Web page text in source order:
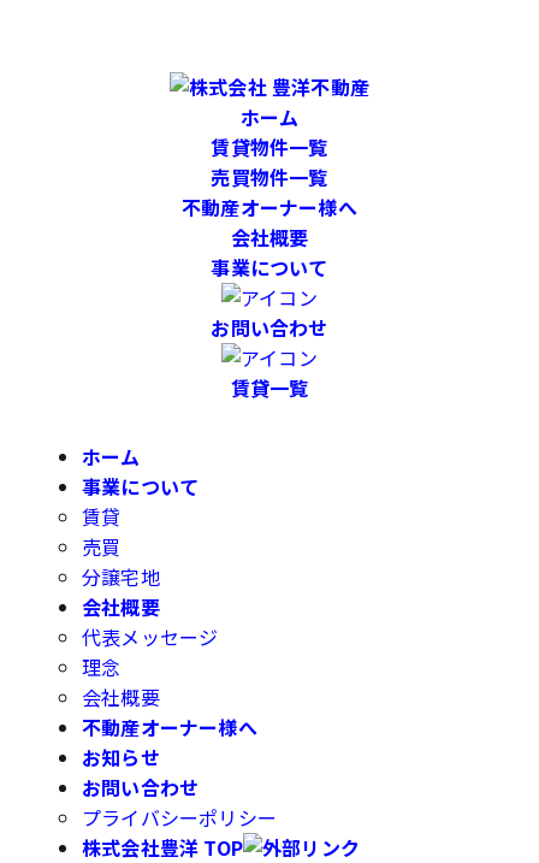
ホーム
賃貸物件一覧
売買物件一覧
不動産オーナー様へ
会社概要
事業について
お問い合わせ
賃貸一覧
ホーム
事業について
賃貸
売買
分譲宅地
会社概要
代表メッセージ
理念
会社概要
不動産オーナー様へ
お知らせ
お問い合わせ
プライバシーポリシー
株式会社豊洋 TOP